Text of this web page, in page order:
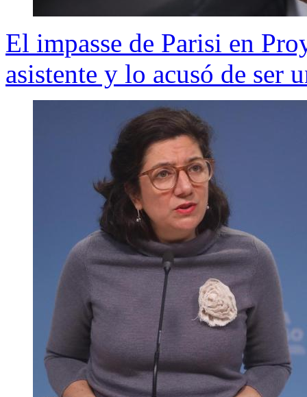
El impasse de Parisi en
asistente y lo acusó de ser